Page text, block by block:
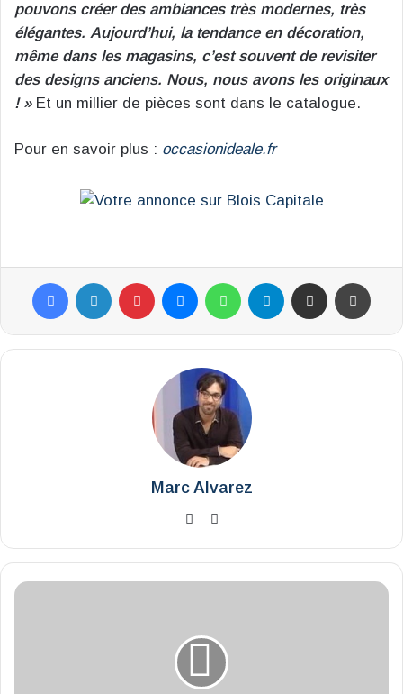
pouvons créer des ambiances très modernes, très
élégantes. Aujourd’hui, la tendance en décoration,
même dans les magasins, c’est souvent de revisiter
des designs anciens. Nous, nous avons les originaux
! »Et un millier de pièces sont dans le catalogue.
Pour en savoir plus : occasionideale.fr
FacebookLinkedin PinterestMessengerWhatsAppTelegramPartager par email
Marc Alvarez
Website
L’Année